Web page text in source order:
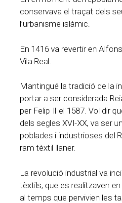
conservava el traçat dels
l’urbanisme islàmic.
En 1416 va revertir en
Vila Real.
Mantingué la tradició de la
portar a ser considerada
per Felip II el 1587. Vol dir
dels segles XVI-XX, va ser
poblades i industrioses del
ram tèxtil llaner.
La revolució industrial va
tèxtils, que es realitzaven
al temps que pervivien les